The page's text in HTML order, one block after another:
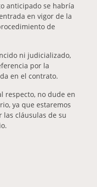
anticipado se habría
en vigor de la
de
ni judicializado,
por la
en el contrato.
respecto, no dude en
ya que estaremos
las cláusulas de su